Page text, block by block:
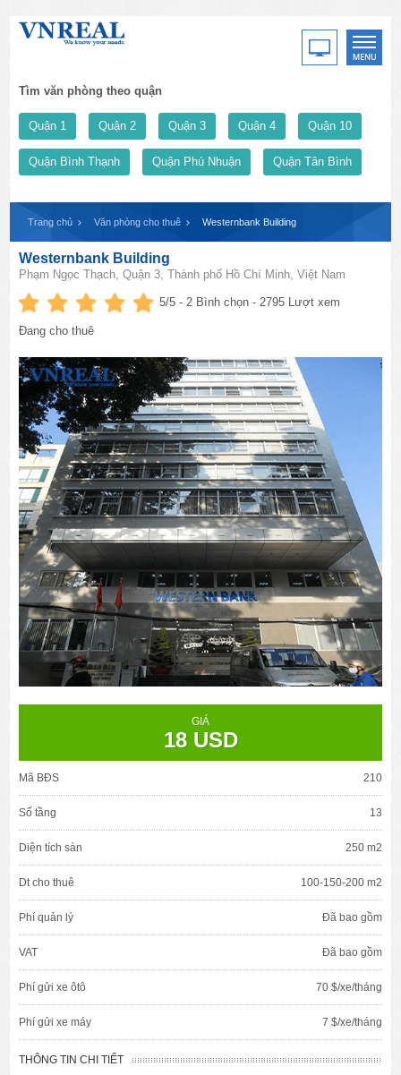
Tìm văn phòng theo quận
Quận 1 Quận 2 Quận 3 Quận 4 Quận 10
Quận Bình Thạnh Quận Phú Nhuận Quận Tân Bình
Trang chủ Văn phòng cho thuê Westernbank Building
Westernbank Building
Phạm Ngọc Thạch, Quận 3, Thành phố Hồ Chí Minh, Việt Nam
5/5 -2 Bình chọn - 2795 Lượt xem
Đang cho thuê
GIÁ
18 USD
Mã BĐS 210
Số tầng 13
Diện tích sàn 250 m2
Dt cho thuê 100-150-200 m2
Phí quản lý Đã bao gồm
VAT Đã bao gồm
Phí gửi xe ôtô 70 $/xe/tháng
Phí gửi xe máy 7 $/xe/tháng
THÔNG TIN CHI TIẾT